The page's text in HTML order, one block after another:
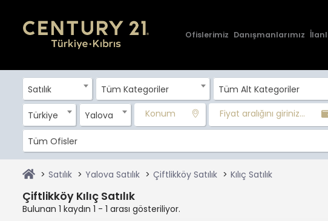
Ofislerimiz Danışmanlarımız
Satılık Tüm Kategoriler Tüm Alt Kategoriler
Türkiye Yalova Konum Fiyat aralığını giriniz...
Tüm Ofisler
Satılık Yalova Satılık Çiftlikköy Satılık Kılıç Satılık
Çiftlikköy Kılıç Satılık
Bulunan 1 kaydın 1 - 1 arası gösteriliyor.